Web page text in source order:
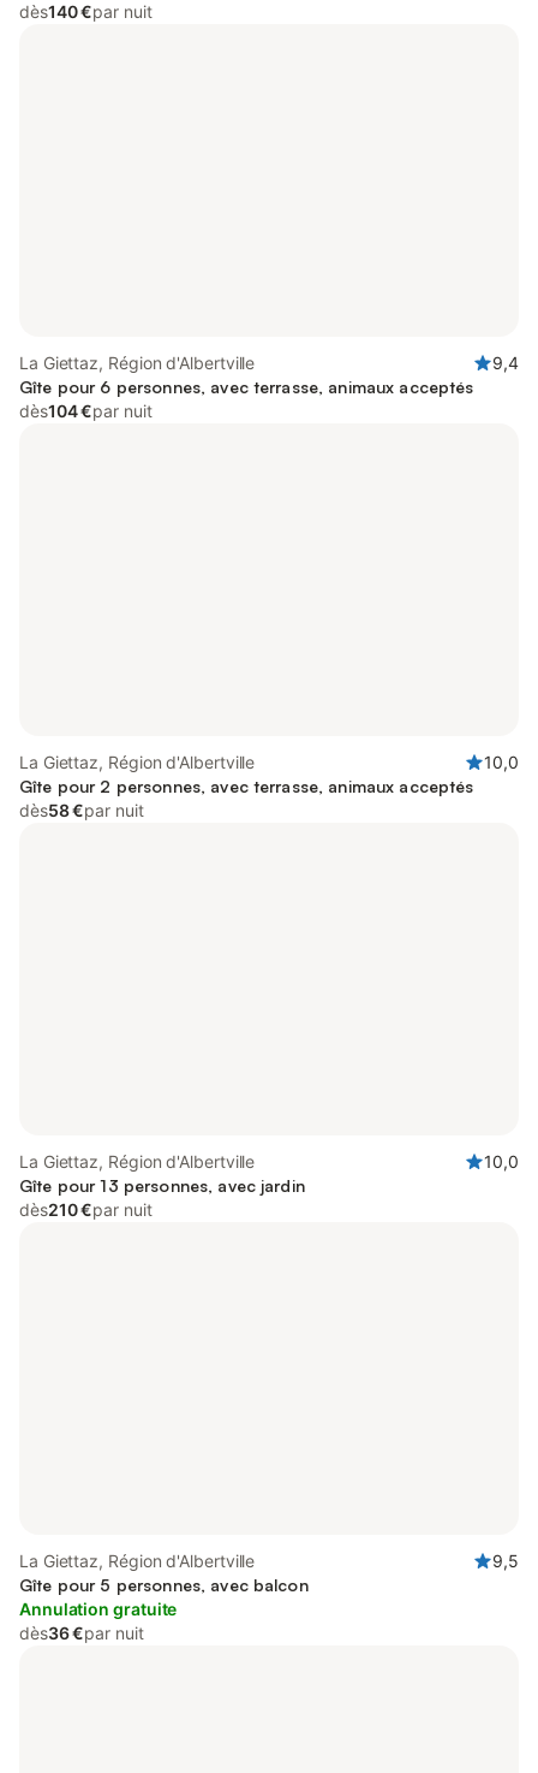
dès140 €par nuit
La Giettaz, Région d'Albertville
9,4
Gîte pour 6 personnes, avec terrasse, animaux acceptés
dès104 €par nuit
La Giettaz, Région d'Albertville
10,0
Gîte pour 2 personnes, avec terrasse, animaux acceptés
dès58 €par nuit
La Giettaz, Région d'Albertville
10,0
Gîte pour 13 personnes, avec jardin
dès210 €par nuit
La Giettaz, Région d'Albertville
9,5
Gîte pour 5 personnes, avec balcon
Annulation gratuite
dès36 €par nuit